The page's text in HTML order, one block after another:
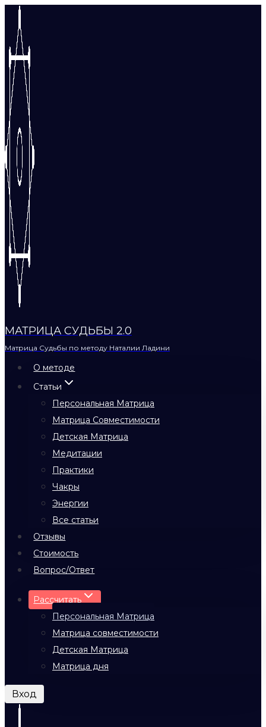
Перейти
содержимому
МАТРИЦА СУДЬБЫ 2.0
Матрица Судьбы по методу Наталии Ладини
О методе
Статьи
Персональная Матрица
Матрица Совместимости
Детская Матрица
Медитации
Практики
Чакры
Энергии
Все статьи
Отзывы
Стоимость
Вопрос/Ответ
Рассчитать
Персональная Матрица
Матрица совместимости
Детская Матрица
Матрица дня
Вход